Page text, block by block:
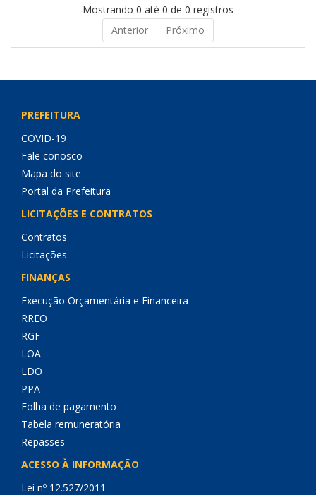
Mostrando 0 até 0 de 0 registros
Anterior
Próximo
PREFEITURA
COVID-19
Fale conosco
Mapa do site
Portal da Prefeitura
LICITAÇÕES E CONTRATOS
Contratos
Licitações
FINANÇAS
Execução Orçamentária e Financeira
RREO
RGF
LOA
LDO
PPA
Folha de pagamento
Tabela remuneratória
Repasses
ACESSO À INFORMAÇÃO
Lei nº 12.527/2011